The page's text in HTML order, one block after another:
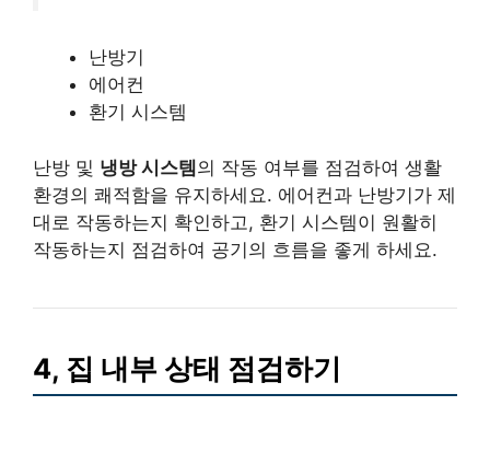
난방기
에어컨
환기 시스템
난방 및 냉방 시스템의 작동 여부를 점검하여 생활
환경의 쾌적함을 유지하세요. 에어컨과 난방기가 제
대로 작동하는지 확인하고, 환기 시스템이 원활히
작동하는지 점검하여 공기의 흐름을 좋게 하세요.
4, 집 내부 상태 점검하기